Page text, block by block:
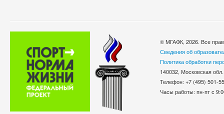
© МГАФК, 2026. Все
Сведения об
Политика обработки
140032, Московская
Телефон: +7 (495)
Часы работы: пн-пт с